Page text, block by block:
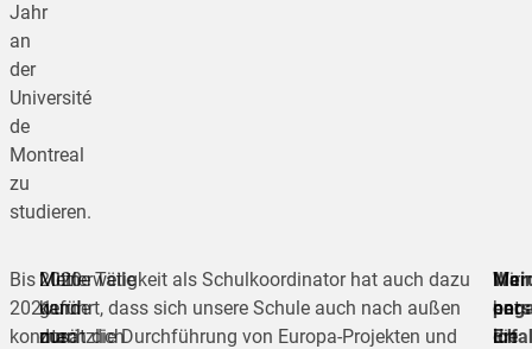
Jahr
an
der
Université
de
Montreal
zu
studieren.
Bis
2021
konnte
Mittlerweile
kann
man
2020
wurde
zusätzlich
Meine Tätigkeit als Schulkoordinator hat auch dazu
geführt, dass sich unsere Schule auch nach außen
durch die Durchführung von Europa-Projekten und
Mir
hat
die
ich